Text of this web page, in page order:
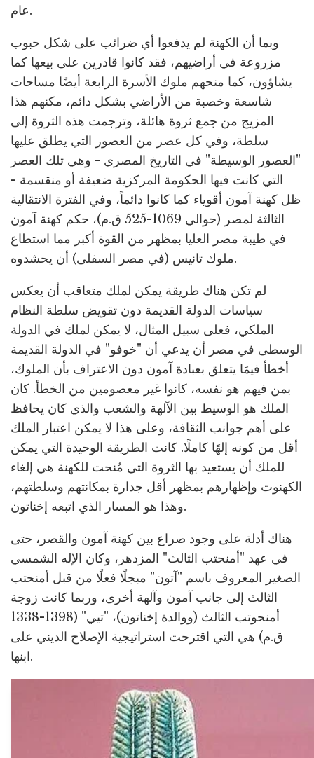
عام.
وبما أن الكهنة لم يدفعوا أي ضرائب على شكل حبوب
مزروعة في أراضيهم، فقد كانوا قادرين على بيعها كما
يشاؤون، كما منحهم ملوك الأسرة الرابعة أيضًا مساحات
شاسعة وخصبة من الأراضي بشكل دائم، مكنهم هذا
المزيج من جمع ثروة هائلة، وترجمت هذه الثروة إلى
سلطة، وفي كل عصر من العصور التي يطلق عليها
"العصور الوسيطة" في التاريخ المصري - وهي تلك العصر
التي كانت فيها الحكومة المركزية ضعيفة أو منقسمة -
ظل كهنة آمون أقوياء كما كانوا دائماً، وفي الفترة الانتقالية
الثالثة لمصر (حوالي 1069-525 ق.م)، حكم كهنة آمون
في طيبة مصر العليا بمظهر من القوة أكبر مما استطاع
ملوك تانيس (في مصر السفلى) أن يحشدوه.
لم تكن هناك طريقة يمكن لملك متعاقب أن يعكس
سياسات الدولة القديمة دون تقويض سلطة النظام
الملكي، فعلى سبيل المثال، لا يمكن لملك في الدولة
الوسطى في مصر أن يدعي أن "خوفو" في الدولة القديمة
أخطأ فيمَا يتعلق بعبادة آمون دون الاعتراف بأن الملوك،
بمن فيهم هو نفسه، كانوا غير معصومين من الخطأ. كان
الملك هو الوسيط بين الآلهة والشعب والذي كان يحافظ
على أهم جوانب الثقافة، وعلى هذا لا يمكن اعتبار الملك
أقل من كونه إلهًا كاملًا. كانت الطريقة الوحيدة التي يمكن
للملك أن يستعيد بها الثروة التي مُنحت للكهنة هي إلغاء
الكهنوت وإظهارهم بمظهر أقل جدارة بمكانتهم وسلطتهم،
وهذا هو المسار الذي اتبعه إخناتون.
هناك أدلة على وجود صراع بين كهنة آمون والقصر، حتى
في عهد "أمنحتب الثالث" المزدهر، وكان الإله الشمسي
الصغير المعروف باسم "آتون" مبجلًا فعلًا من قبل أمنحتب
الثالث إلى جانب آمون وآلهة أخرى، وربما كانت زوجة
أمنحوتب الثالث (ووالدة إخناتون)، "تيي" (1398-1338
ق.م) هي التي اقترحت استراتيجية الإصلاح الديني على
ابنها.